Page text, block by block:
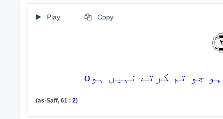
Play Copy
o
(as-Saff, 61 : 2)